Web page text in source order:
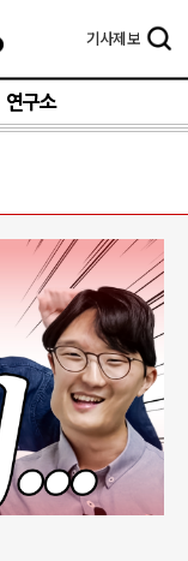
기사제보
연구소